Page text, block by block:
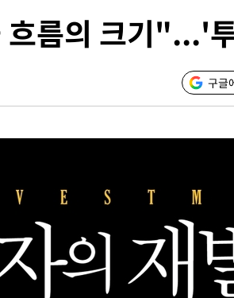
㎜ 비
고 담벼락 붕괴
…감정가 1.3억원
' 무더위, 열대야 계속[다음
"실망과 걱정 안겨드려 죄
㎜ 비
닥 1.3%↑
름의 크기"...'
구글